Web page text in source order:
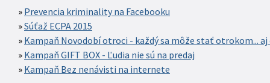
Prevencia kriminality na Facebooku
Súťaž ECPA 2015
Kampaň Novodobí otroci - každý sa môže stať otrokom... aj
Kampaň GIFT BOX - Ľudia nie sú na predaj
Kampaň Bez nenávisti na internete